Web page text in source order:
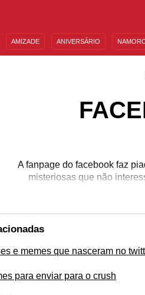
AMIZADE ANIVERSÁRIO
A fanpage do facebook faz
misteriosas que não
e memes que nasceram no
para enviar para o crush